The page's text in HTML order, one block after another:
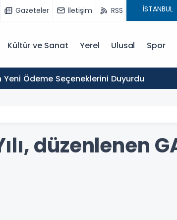
Gazeteler İletişim RSS
Kültür ve Sanat Yerel Ulusal Spor
Yeni Ödeme Seçeneklerini Duyurdu
düzenlenen